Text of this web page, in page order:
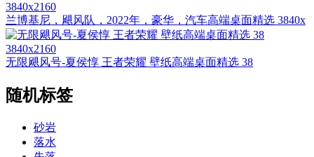
3840x2160
兰博基尼，飓风队，2022年，豪华，汽车高端桌面精选 3840x
3840x2160
无限飓风号-夏侯惇 王者荣耀 壁纸高端桌面精选 38
随机标签
砂岩
落水